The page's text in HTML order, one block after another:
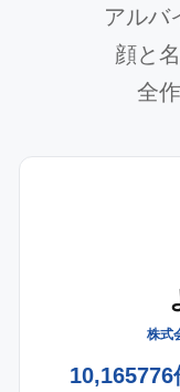
アルバ
顔と
全
株式
10,165776